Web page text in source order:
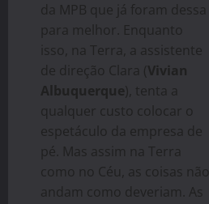
da MPB que já foram dessa
para melhor. Enquanto
isso, na Terra, a assistente
de direção Clara (Vivian
Albuquerque), tenta a
qualquer custo colocar o
espetáculo da empresa de
pé. Mas assim na Terra
como no Céu, as coisas não
andam como deveriam. As